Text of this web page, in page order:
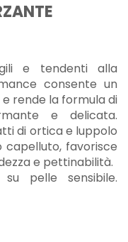
e tendenti alla
consente un
rende la formula di
e delicata.
di ortica e luppolo
capelluto, favorisce
e pettinabilità.
pelle sensibile.